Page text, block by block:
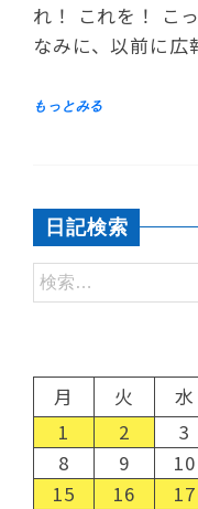
れ！ これを！ こ
なみに、以前に広
日記検索
月
火 水
1
2 3
8
9 10
15
16 17